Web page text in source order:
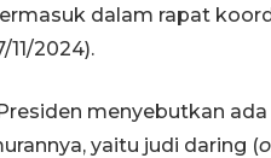
dalam rapat
11/2024).
menyebutkan
yaitu judi daring (